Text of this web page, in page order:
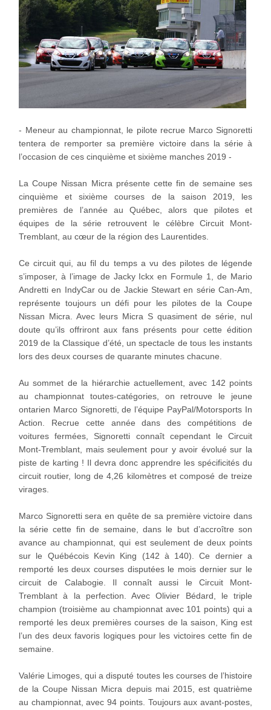
- Meneur au championnat, le pilote recrue Marco Signoretti
tentera de remporter sa première victoire dans la série à
l’occasion de ces cinquième et sixième manches 2019 -
La Coupe Nissan Micra présente cette fin de semaine ses
cinquième et sixième courses de la saison 2019, les
premières de l’année au Québec, alors que pilotes et
équipes de la série retrouvent le célèbre Circuit Mont-
Tremblant, au cœur de la région des Laurentides.
Ce circuit qui, au fil du temps a vu des pilotes de légende
s’imposer, à l’image de Jacky Ickx en Formule 1, de Mario
Andretti en IndyCar ou de Jackie Stewart en série Can-Am,
représente toujours un défi pour les pilotes de la Coupe
Nissan Micra. Avec leurs Micra S quasiment de série, nul
doute qu’ils offriront aux fans présents pour cette édition
2019 de la Classique d’été, un spectacle de tous les instants
lors des deux courses de quarante minutes chacune.
Au sommet de la hiérarchie actuellement, avec 142 points
au championnat toutes-catégories, on retrouve le jeune
ontarien Marco Signoretti, de l’équipe PayPal/Motorsports In
Action. Recrue cette année dans des compétitions de
voitures fermées, Signoretti connaît cependant le Circuit
Mont-Tremblant, mais seulement pour y avoir évolué sur la
piste de karting ! Il devra donc apprendre les spécificités du
circuit routier, long de 4,26 kilomètres et composé de treize
virages.
Marco Signoretti sera en quête de sa première victoire dans
la série cette fin de semaine, dans le but d’accroître son
avance au championnat, qui est seulement de deux points
sur le Québécois Kevin King (142 à 140). Ce dernier a
remporté les deux courses disputées le mois dernier sur le
circuit de Calabogie. Il connaît aussi le Circuit Mont-
Tremblant à la perfection. Avec Olivier Bédard, le triple
champion (troisième au championnat avec 101 points) qui a
remporté les deux premières courses de la saison, King est
l’un des deux favoris logiques pour les victoires cette fin de
semaine.
Valérie Limoges, qui a disputé toutes les courses de l’histoire
de la Coupe Nissan Micra depuis mai 2015, est quatrième
au championnat, avec 94 points. Toujours aux avant-postes,